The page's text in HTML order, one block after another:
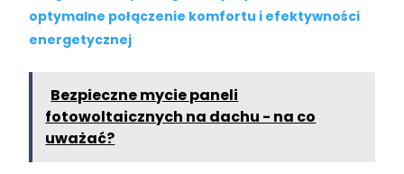
optymalne połączenie komfortu i efektywności
energetycznej
Bezpieczne mycie paneli
fotowoltaicznych na dachu - na co
uważać?